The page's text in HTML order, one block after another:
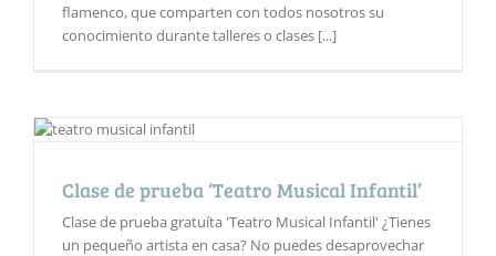
flamenco, que comparten con todos nosotros su
conocimiento durante talleres o clases [...]
Clase de prueba ‘Teatro Musical Infantil’
Clase de prueba gratuíta 'Teatro Musical Infantil' ¿Tienes
un pequeño artista en casa? No puedes desaprovechar